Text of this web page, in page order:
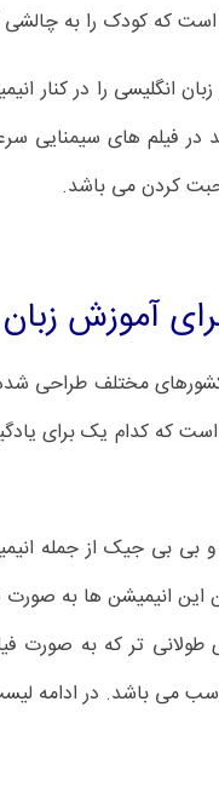
است که کودک را به
زبان انگلیسی را در
فیلم های سیمنایی
کردن می باشد.
آموزش
مختلف طراحی
که کدام یک برای
و بی بی جیک از جمله
تر که به صورت